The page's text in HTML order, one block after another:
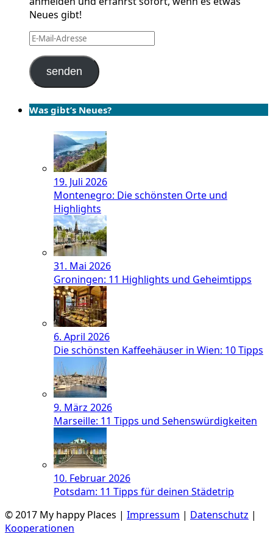
Neues gibt!
E-
Adresse
senden
Was gibt’s Neues?
19. Juli 2026
Montenegro: Die schönsten Orte und
Highlights
31. Mai 2026
Groningen: 11 Highlights und Geheimtipps
6. April 2026
Die schönsten Kaffeehäuser in Wien: 10 Tipps
9. März 2026
Marseille: 11 Tipps und Sehenswürdigkeiten
10. Februar 2026
Potsdam: 11 Tipps für deinen Städetrip
© 2017 My happy Places | Impressum | Datenschutz |
Kooperationen